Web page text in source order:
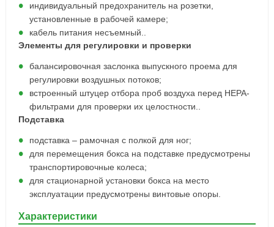
индивидуальный предохранитель на розетки,
установленные в рабочей камере;
кабель питания несъемный..
Элементы для регулировки и проверки
балансировочная заслонка выпускного проема для
регулировки воздушных потоков;
встроенный штуцер отбора проб воздуха перед НЕРА-
фильтрами для проверки их целостности..
Подставка
подставка – рамочная с полкой для ног;
для перемещения бокса на подставке предусмотрены
транспортировочные колеса;
для стационарной установки бокса на место
эксплуатации предусмотрены винтовые опоры.
Характеристики